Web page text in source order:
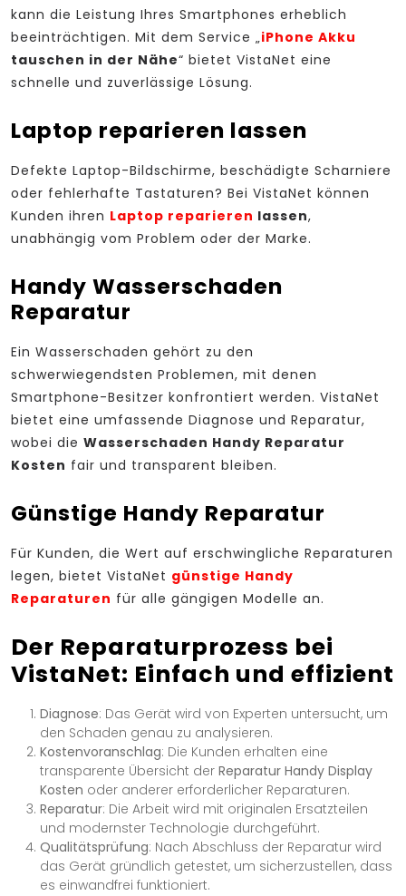
kann die Leistung Ihres Smartphones erheblich
beeinträchtigen. Mit dem Service „iPhone Akku
tauschen in der Nähe“ bietet VistaNet eine
schnelle und zuverlässige Lösung.
Laptop reparieren lassen
Defekte Laptop-Bildschirme, beschädigte Scharniere
oder fehlerhafte Tastaturen? Bei VistaNet können
Kunden ihren Laptop reparieren lassen,
unabhängig vom Problem oder der Marke.
Handy Wasserschaden
Reparatur
Ein Wasserschaden gehört zu den
schwerwiegendsten Problemen, mit denen
Smartphone-Besitzer konfrontiert werden. VistaNet
bietet eine umfassende Diagnose und Reparatur,
wobei die Wasserschaden Handy Reparatur
Kosten fair und transparent bleiben.
Günstige Handy Reparatur
Für Kunden, die Wert auf erschwingliche Reparaturen
legen, bietet VistaNet günstige Handy
Reparaturen für alle gängigen Modelle an.
Der Reparaturprozess bei
VistaNet: Einfach und effizient
Diagnose: Das Gerät wird von Experten untersucht, um
den Schaden genau zu analysieren.
Kostenvoranschlag: Die Kunden erhalten eine
transparente Übersicht der Reparatur Handy Display
Kosten oder anderer erforderlicher Reparaturen.
Reparatur: Die Arbeit wird mit originalen Ersatzteilen
und modernster Technologie durchgeführt.
Qualitätsprüfung: Nach Abschluss der Reparatur wird
das Gerät gründlich getestet, um sicherzustellen, dass
es einwandfrei funktioniert.